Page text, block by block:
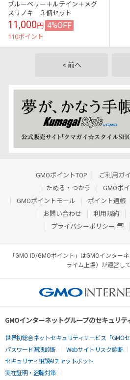
ブルーベリー＋ルテイン＋メグ
スリノキ ３個セット
11,000円 4%OFF
110ポイント
< 前へ
GMOポイントTOP ご利用ガ
ためる・つかう
GMOポ
GMOポイントモール
ポイント通帳
お問い合わせ
利用規約
プライバシーポリシー
「GMO ID/GMOポイント」はGMOインター
ライム上場）が運営して
GMOインターネットグループのセキュリテ
世界初総合ネットセキュリティサービス「GMOセ
パスワード漏洩診断
Webサイトリスク診断
セキュリティ相談AIチャットボット
実在証明・盗聴対策